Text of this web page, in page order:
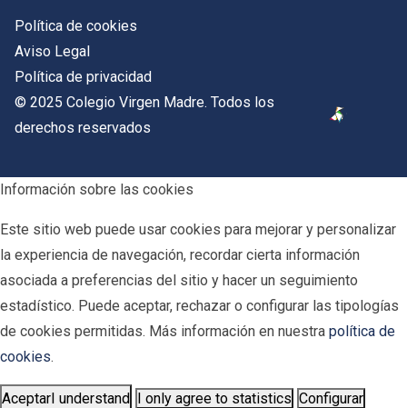
Política de cookies
Aviso Legal
Política de privacidad
© 2025 Colegio Virgen Madre. Todos los
derechos reservados
Información sobre las cookies
Este sitio web puede usar cookies para mejorar y personalizar
la experiencia de navegación, recordar cierta información
asociada a preferencias del sitio y hacer un seguimiento
estadístico. Puede aceptar, rechazar o configurar las tipologías
de cookies permitidas. Más información en nuestra política de
cookies.
AceptarI understand I only agree to statistics Configurar